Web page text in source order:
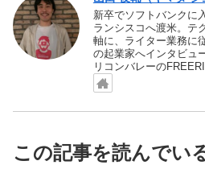
新卒でソフトバンクに
ランシスコへ渡米。テ
軸に、ライター業務に
の起業家へインタビュ
リコンバレーの
この記事を読んでい